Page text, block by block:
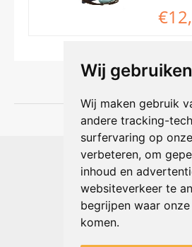
Wij
Wij maken gebruik
andere tracking-
surfervaring op
verbeteren, om
inhoud en
websiteverkeer te
begrijpen waar
komen.
Shophouse
Max
6716 BE Ede,
Telefoon:+31(0)318
E-mail:
Geopend: ma t/m vr